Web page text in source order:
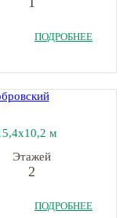
ПОДРОБНЕЕ
м
Этажей
2
ПОДРОБНЕЕ